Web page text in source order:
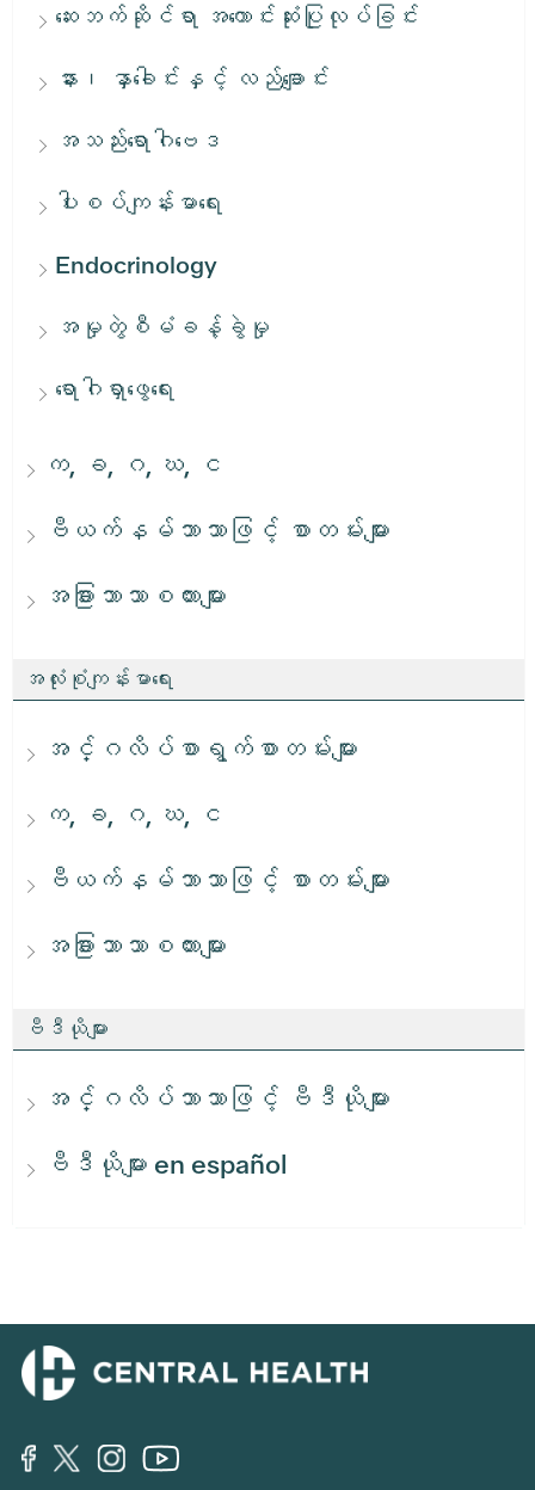
ဆေးဘက်ဆိုင်ရာ အကောင်းဆုံးပြုလုပ်ခြင်း
နား၊ နှာခေါင်းနှင့် လည်ချောင်း
အသည်းရောဂါဗေဒ
ပါးစပ်ကျန်းမာရေး
Endocrinology
အမှုတွဲစီမံခန့်ခွဲမှု
ရောဂါရှာဖွေရေး
က, ခ, ဂ, ဃ, င
ဗီယက်နမ်ဘာသာဖြင့် စာတမ်းများ
အခြားဘာသာစကားများ
အလုံးစုံကျန်းမာရေး
အင်္ဂလိပ်စာရွက်စာတမ်းများ
က, ခ, ဂ, ဃ, င
ဗီယက်နမ်ဘာသာဖြင့် စာတမ်းများ
အခြားဘာသာစကားများ
ဗီဒီယိုများ
အင်္ဂလိပ်ဘာသာဖြင့် ဗီဒီယိုများ
ဗီဒီယိုများ en español